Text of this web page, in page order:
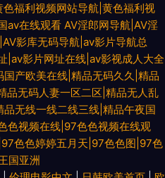
福利视频网站导航|黄色福利视
av在线观看 AV淫郎网导航|AV淫
影库无码导航|av影片导航总
|av影片网址在线|av影视成人大全
产欧美在线|精品无码久久|精品
品无码人妻一区二区|精品无人乱
无线一线二线三线|精品午夜国
色视频在线|97色色视频在线观
色色婷婷五月天|97色色图|97色
国亚洲